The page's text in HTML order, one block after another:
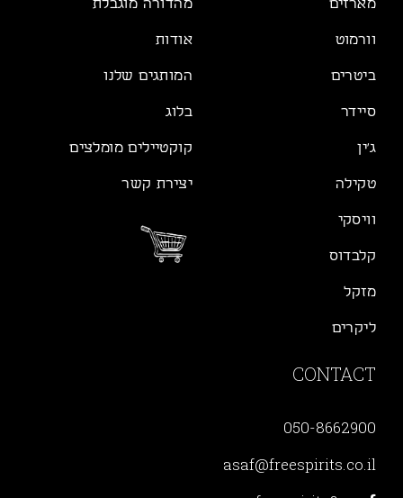
מארזים
וורמוט
ביטרים
סיידר
ג׳ין
טקילה
וויסקי
קלבדוס
מזקל
ליקרים
מהדורה מוגבלת
אודות
המותגים שלנו
בלוג
קוקטיילים מומלצים
יצירת קשר
CONTACT
050-8662900
asaf@freespirits.co.il